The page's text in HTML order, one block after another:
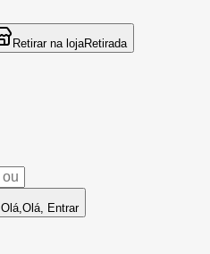
Retirar na lojaRetirada
Olá, Olá, Entrar